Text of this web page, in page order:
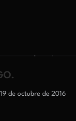
19 de octubre de 2016